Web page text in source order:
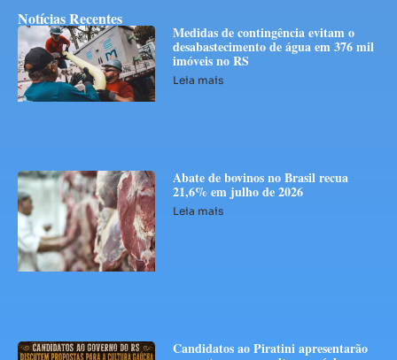
Notícias Recentes
Medidas de contingência evitam o
desabastecimento de água em 376 mil
imóveis no RS
Leia mais
Abate de bovinos no Brasil recua
21,6% em julho de 2026
Leia mais
Candidatos ao Piratini apresentarão